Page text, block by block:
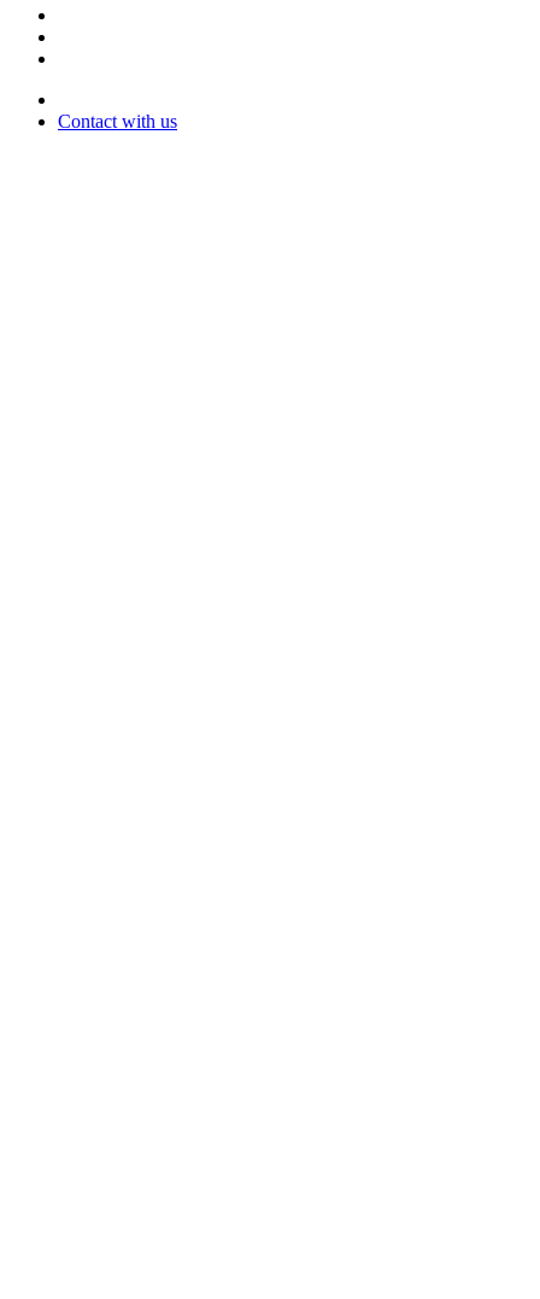
Contact with us